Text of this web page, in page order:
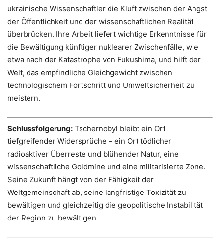
ukrainische Wissenschaftler die Kluft zwischen der Angst
der Öffentlichkeit und der wissenschaftlichen Realität
überbrücken. Ihre Arbeit liefert wichtige Erkenntnisse für
die Bewältigung künftiger nuklearer Zwischenfälle, wie
etwa nach der Katastrophe von Fukushima, und hilft der
Welt, das empfindliche Gleichgewicht zwischen
technologischem Fortschritt und Umweltsicherheit zu
meistern.
Schlussfolgerung: Tschernobyl bleibt ein Ort
tiefgreifender Widersprüche – ein Ort tödlicher
radioaktiver Überreste und blühender Natur, eine
wissenschaftliche Goldmine und eine militarisierte Zone.
Seine Zukunft hängt von der Fähigkeit der
Weltgemeinschaft ab, seine langfristige Toxizität zu
bewältigen und gleichzeitig die geopolitische Instabilität
der Region zu bewältigen.